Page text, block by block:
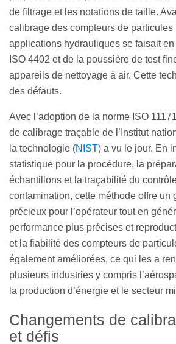
de filtrage et les notations de taille.
calibrage des compteurs de
applications hydrauliques se faisait
ISO 4402 et de la poussière de test
appareils de nettoyage à air. Cette
des défauts.
Avec l’adoption de la norme ISO
de calibrage traçable de l’Institut
la technologie (NIST) a vu le jour. En
statistique pour la procédure, la
échantillons et la traçabilité du
contamination, cette méthode offre un
précieux pour l’opérateur tout en
performance plus précises et
et la fiabilité des compteurs de
également améliorées, ce qui les a
plusieurs industries y compris
la production d’énergie et le secteur
Changements de
et défis